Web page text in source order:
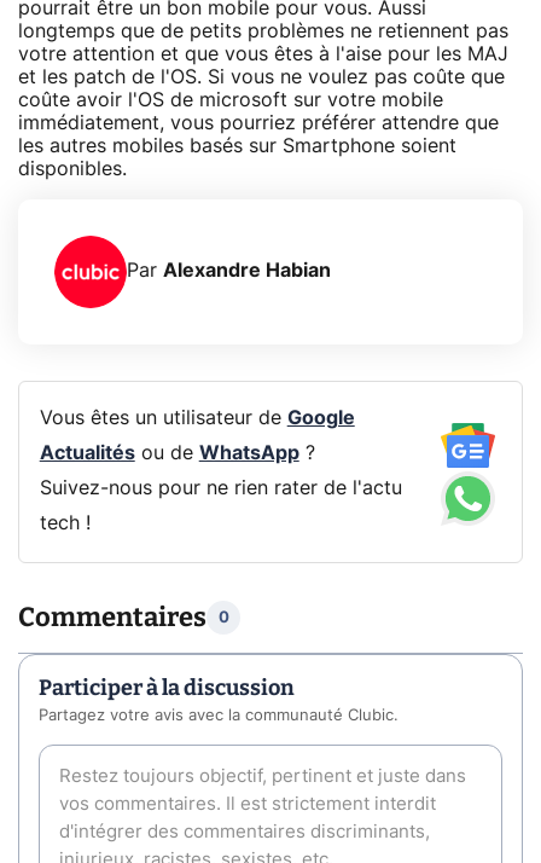
pourrait être un bon mobile pour vous. Aussi
longtemps que de petits problèmes ne retiennent pas
votre attention et que vous êtes à l'aise pour les MAJ
et les patch de l'OS. Si vous ne voulez pas coûte que
coûte avoir l'OS de microsoft sur votre mobile
immédiatement, vous pourriez préférer attendre que
les autres mobiles basés sur Smartphone soient
disponibles.
Par Alexandre Habian
Vous êtes un utilisateur de Google
Actualitésou de WhatsApp?
Suivez-nous pour ne rien rater de l'actu
tech !
Commentaires 0
Participer à la discussion
Partagez votre avis avec la communauté Clubic.